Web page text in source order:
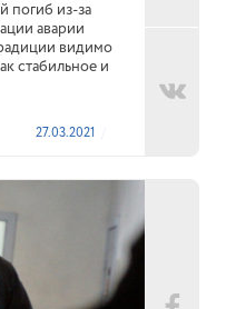
погиб из-за
аварии
видимо
стабильное и
27.03.2021